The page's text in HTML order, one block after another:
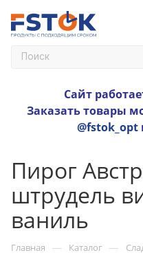
Сайт
Заказать товары
@fstok_opt
Пирог
штрудель
ваниль
Главная — Каталог —